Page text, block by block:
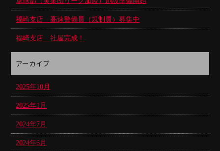
福崎支店 高速警備員（規制員）募集中
福崎支店 社屋完成！
アーカイブ
2025年10月
2025年1月
2024年7月
2024年6月